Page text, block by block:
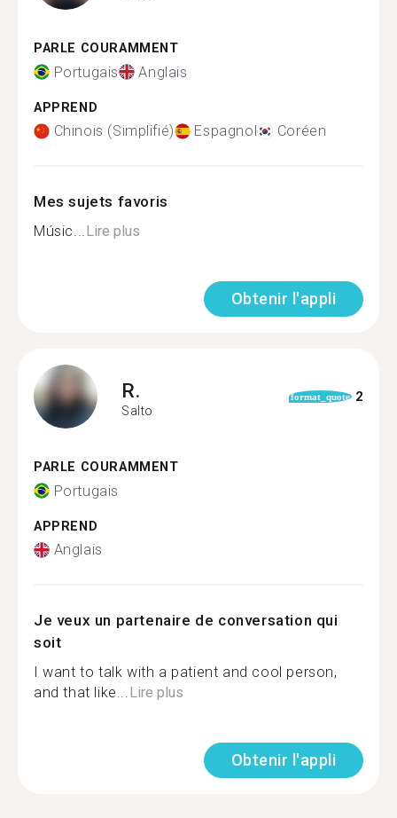
PARLE COURAMMENT
Portugais Anglais
APPREND
Chinois (Simplifié) Espagnol Coréen
Mes sujets favoris
Músic...Lire plus
Obtenir l'appli
R.
Salto
format_quote 2
PARLE COURAMMENT
Portugais
APPREND
Anglais
Je veux un partenaire de conversation qui
soit
I want to talk with a patient and cool person,
and that like...Lire plus
Obtenir l'appli